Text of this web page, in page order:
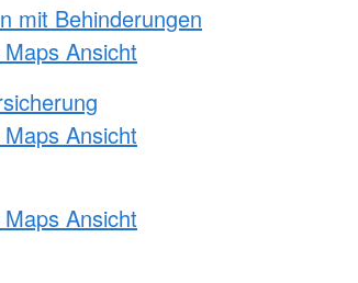
mit Behinderungen
Ansicht
Ansicht
Ansicht